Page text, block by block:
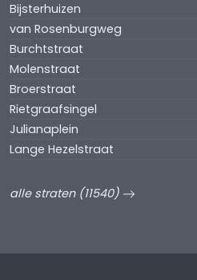
Bijsterhuizen
van Rosenburgweg
Burchtstraat
Molenstraat
Broerstraat
Rietgraafsingel
Julianaplein
Lange Hezelstraat
alle straten (11540)